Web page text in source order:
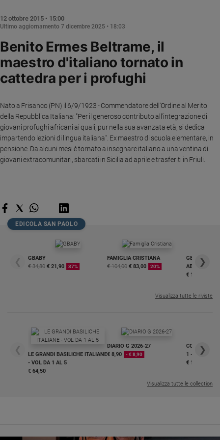
Chiesa
e
Devozione
fede
Parola
del
giorno
Santo
del
valori
Ambiente
Volontariato
Migranti
Diversità
spettacoli
Benito Ermes Beltrame, il
maestro d'italiano tornato in
cattedra per i profughi
12 ottobre 2015 • 15:00
Ultimo aggiornamento 7 dicembre 2025 • 18:03
Nato a Frisanco (PN) il 6/9/1923 - Commendatore dell'Ordine al Merito
della Repubblica Italiana: "Per il generoso contributo all'integrazione di
giovani profughi africani ai quali, pur nella sua avanzata età, si dedica
impartendo lezioni di lingua italiana". Ex maestro di scuola elementare, in
pensione. Da alcuni mesi è tornato a insegnare italiano a una ventina di
giovani extracomunitari, sbarcati in Sicilia ad aprile e trasferiti in Friuli.
EDICOLA SAN PAOLO
❮
GBABY
€ 34,80 € 21,90 37%
FAMIGLIA CRISTIANA
€ 104,00 € 83,00 20%
GBABY
€ 16,99
❯
Visualizza tutte le riviste
❮
LE GRANDI BASILICHE ITALIANE
- VOL DA 1 AL 5
€ 64,50
DIARIO G 2026-27
€ 8,90
- € 8,90
COLLANA
1 - 2
€ 18,50
❯
Visualizza tutte le collection